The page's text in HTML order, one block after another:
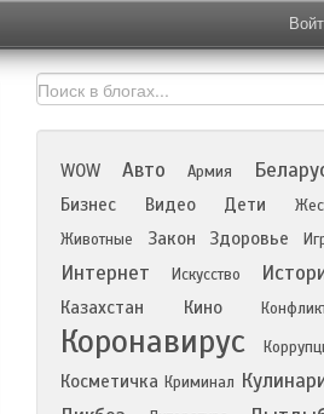
WOW Авто Армия
Бизнес Видео Дети
Животные
Закон Здоровье
Интернет Искусство
Казахстан Кино
Коронавирус
Косметичка Криминал